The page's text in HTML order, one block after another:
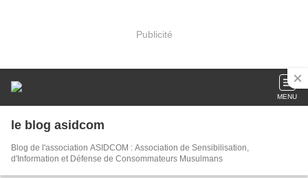
Publicité
MENU
le blog asidcom
Blog de l'association ASIDCOM : Association de Sensibilisation,
d'Information et Défense de Consommateurs Musulmans